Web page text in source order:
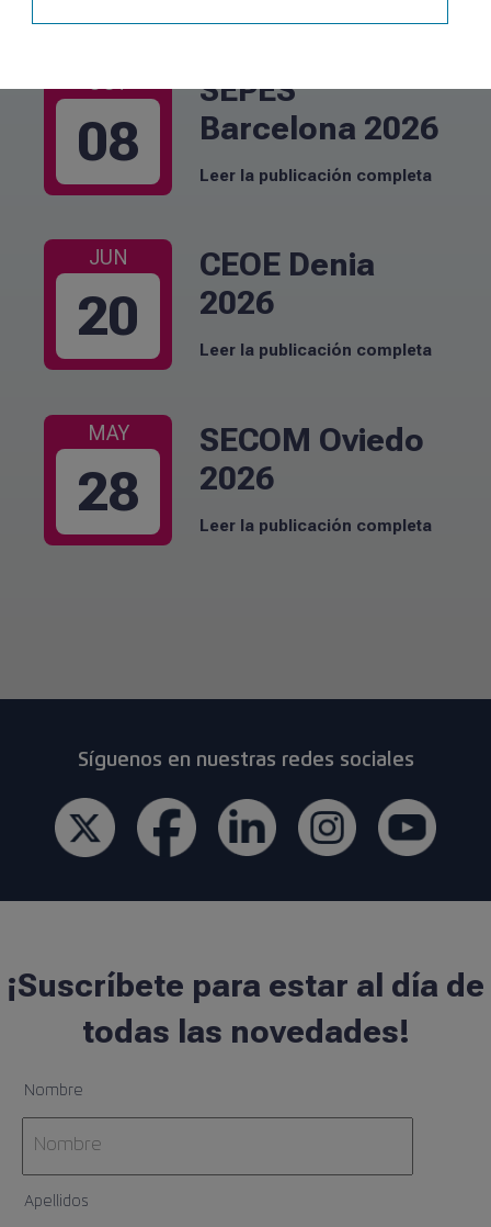
OCT
08
SEPES
Barcelona 2026
Leer la publicación completa
JUN
20
CEOE Denia
2026
Leer la publicación completa
MAY
28
SECOM Oviedo
2026
Leer la publicación completa
Síguenos en nuestras redes sociales
¡Suscríbete para estar al día de
todas las novedades!
Nombre
Apellidos